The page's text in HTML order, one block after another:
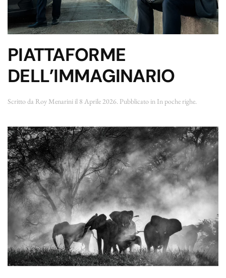
PIATTAFORME
DELL’IMMAGINARIO
Scritto da Roy Menarini il 8 Aprile 2026 . Pubblicato in In poche righe